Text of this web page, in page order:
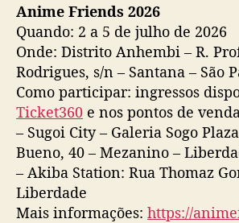
Anime Friends 2026
Quando: 2 a 5 de julho de 2026
Onde: Distrito Anhembi – R.
Rodrigues, s/n – Santana – São
Como participar: ingressos
Ticket360 e nos pontos de
– Sugoi City – Galeria Sogo
Bueno, 40 – Mezanino –
– Akiba Station: Rua Thomaz
Liberdade
Mais informações: https://